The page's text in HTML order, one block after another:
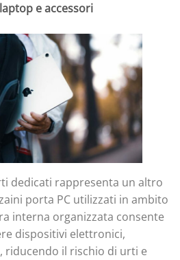
e accessori
dedicati rappresenta un altro
porta PC utilizzati in ambito
interna organizzata consente
dispositivi elettronici,
riducendo il rischio di urti e